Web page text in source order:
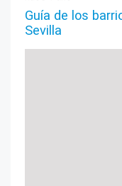
Guía de los
Sevilla